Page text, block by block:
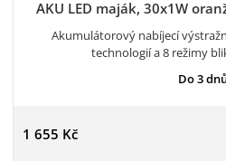
AKU LED maják, 30x1W
Akumulátorový nabíjecí
technologií a 8 režimy
Do 3
1 655 Kč